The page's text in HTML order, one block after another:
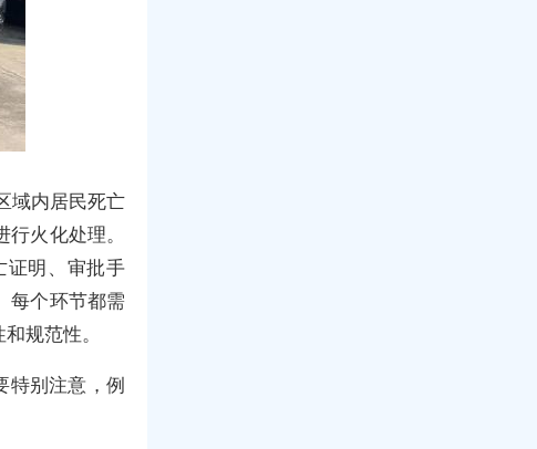
域内居民死亡
火化处理。
证明、审批手
每个环节都需
规范性。
特别注意，例